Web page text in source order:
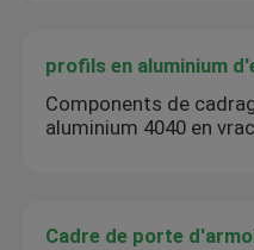
profils en aluminium
Components de
aluminium 4040 en vrac
Cadre de porte